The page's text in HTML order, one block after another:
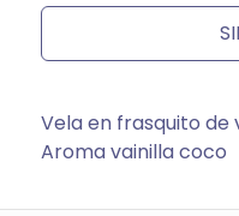
Vela en frasquito de
Aroma vainilla coco